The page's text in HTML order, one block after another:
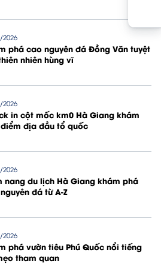
2026
phá cao nguyên đá Đồng Văn tuyệt
nhiên hùng vĩ
2026
in cột mốc km0 Hà Giang khám
địa đầu tổ quốc
2026
nang du lịch Hà Giang khám phá
đá từ A-Z
2026
phá vườn tiêu Phú Quốc nổi tiếng
tham quan